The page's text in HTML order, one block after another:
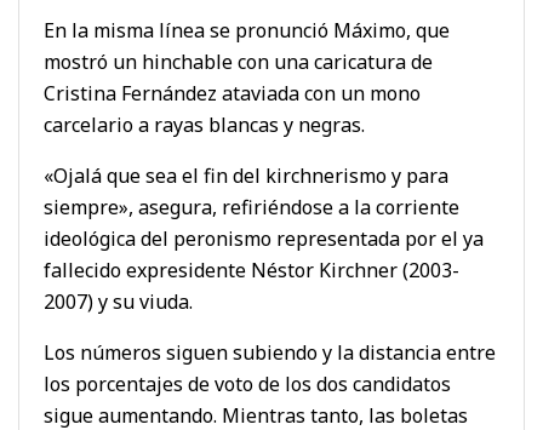
En la misma línea se pronunció Máximo, que
mostró un hinchable con una caricatura de
Cristina Fernández ataviada con un mono
carcelario a rayas blancas y negras.
«Ojalá que sea el fin del kirchnerismo y para
siempre», asegura, refiriéndose a la corriente
ideológica del peronismo representada por el ya
fallecido expresidente Néstor Kirchner (2003-
2007) y su viuda.
Los números siguen subiendo y la distancia entre
los porcentajes de voto de los dos candidatos
sigue aumentando. Mientras tanto, las boletas